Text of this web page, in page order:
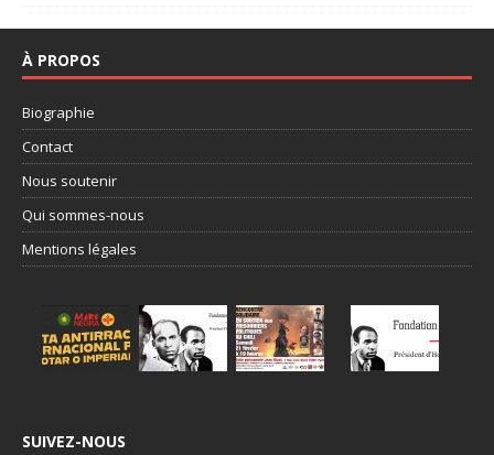
À PROPOS
Biographie
Contact
Nous soutenir
Qui sommes-nous
Mentions légales
SUIVEZ-NOUS